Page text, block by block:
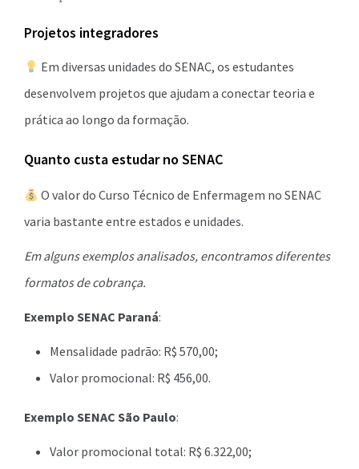
Projetos integradores
Em diversas unidades do SENAC, os estudantes
desenvolvem projetos que ajudam a conectar teoria e
prática ao longo da formação.
Quanto custa estudar no SENAC
O valor do Curso Técnico de Enfermagem no SENAC
varia bastante entre estados e unidades.
Em alguns exemplos analisados, encontramos diferentes
formatos de cobrança.
Exemplo SENAC Paraná:
Mensalidade padrão: R$ 570,00;
Valor promocional: R$ 456,00.
Exemplo SENAC São Paulo:
Valor promocional total: R$ 6.322,00;